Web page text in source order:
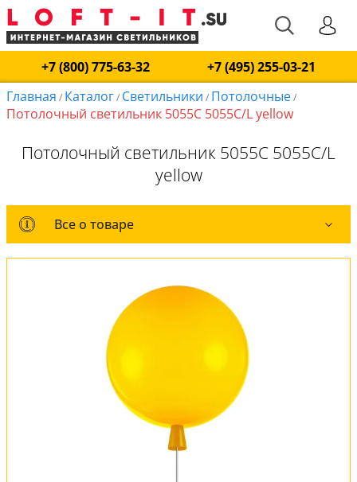
+7 (800) 775-63-32
+7 (495) 255-03-21
Главная / Каталог/ Светильники / Потолочные/
Потолочный светильник 5055C 5055C/L yellow
Потолочный светильник 5055C 5055C/L
yellow
Все о товаре
Все о товаре
Комплект лампочек
Вся коллекция
Оплата и доставка
Обмен и возврат